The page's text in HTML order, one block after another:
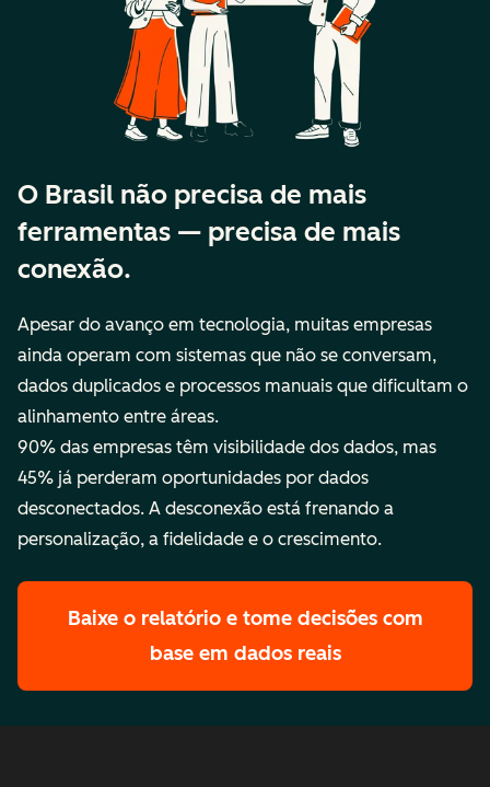
O Brasil não precisa de mais
ferramentas — precisa de mais
conexão.
Apesar do avanço em tecnologia, muitas empresas
ainda operam com sistemas que não se conversam,
dados duplicados e processos manuais que dificultam o
alinhamento entre áreas.
90% das empresas têm visibilidade dos dados, mas
45% já perderam oportunidades por dados
desconectados. A desconexão está frenando a
personalização, a fidelidade e o crescimento.
Baixe o relatório e tome decisões com
base em dados reais